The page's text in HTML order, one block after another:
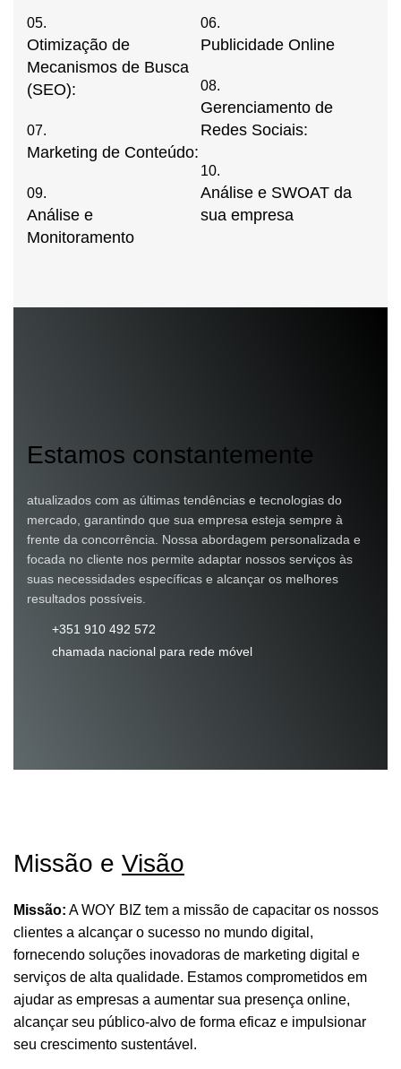
05.
Otimização de
Mecanismos de Busca
(SEO):
07.
Marketing de Conteúdo:
09.
Análise e
Monitoramento
06.
Publicidade Online
08.
Gerenciamento de
Redes Sociais:
10.
Análise e SWOAT da
sua empresa
Estamos constantemente
atualizados com as últimas tendências e tecnologias do
mercado, garantindo que sua empresa esteja sempre à
frente da concorrência. Nossa abordagem personalizada e
focada no cliente nos permite adaptar nossos serviços às
suas necessidades específicas e alcançar os melhores
resultados possíveis.
+351 910 492 572
chamada nacional para rede móvel
Missão e Visão
Missão: A WOY BIZ tem a missão de capacitar os nossos
clientes a alcançar o sucesso no mundo digital,
fornecendo soluções inovadoras de marketing digital e
serviços de alta qualidade. Estamos comprometidos em
ajudar as empresas a aumentar sua presença online,
alcançar seu público-alvo de forma eficaz e impulsionar
seu crescimento sustentável.